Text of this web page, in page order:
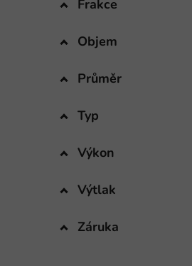
Frakce
Objem
Průměr
Typ
Výkon
Výtlak
Záruka